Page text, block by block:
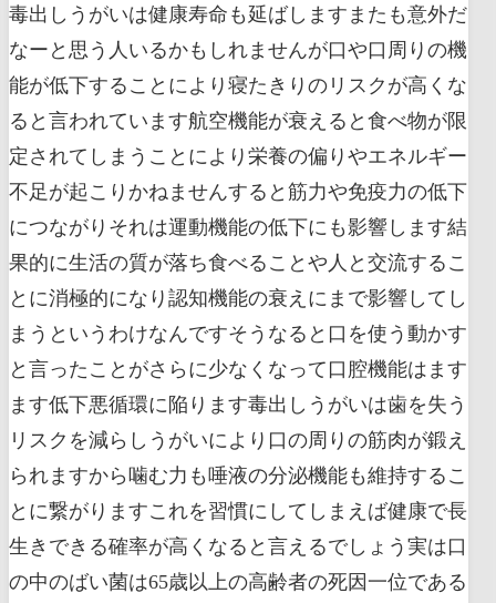
毒出しうがいは健康寿命も延ばしますまたも意外だ
なーと思う人いるかもしれませんが口や口周りの機
能が低下することにより寝たきりのリスクが高くな
ると言われています航空機能が衰えると食べ物が限
定されてしまうことにより栄養の偏りやエネルギー
不足が起こりかねませんすると筋力や免疫力の低下
につながりそれは運動機能の低下にも影響します結
果的に生活の質が落ち食べることや人と交流するこ
とに消極的になり認知機能の衰えにまで影響してし
まうというわけなんですそうなると口を使う動かす
と言ったことがさらに少なくなって口腔機能はます
ます低下悪循環に陥ります毒出しうがいは歯を失う
リスクを減らしうがいにより口の周りの筋肉が鍛え
られますから噛む力も唾液の分泌機能も維持するこ
とに繋がりますこれを習慣にしてしまえば健康で長
生きできる確率が高くなると言えるでしょう実は口
の中のばい菌は65歳以上の高齢者の死因一位である